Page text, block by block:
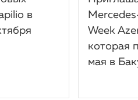
в
Week
которая
мая в